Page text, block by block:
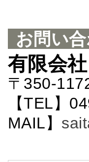
お問い
有限会
〒350-
【TEL
MAIL】